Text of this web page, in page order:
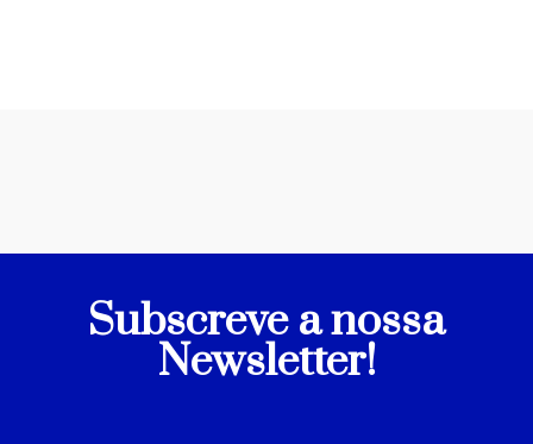
Subscreve a nossa
Newsletter!